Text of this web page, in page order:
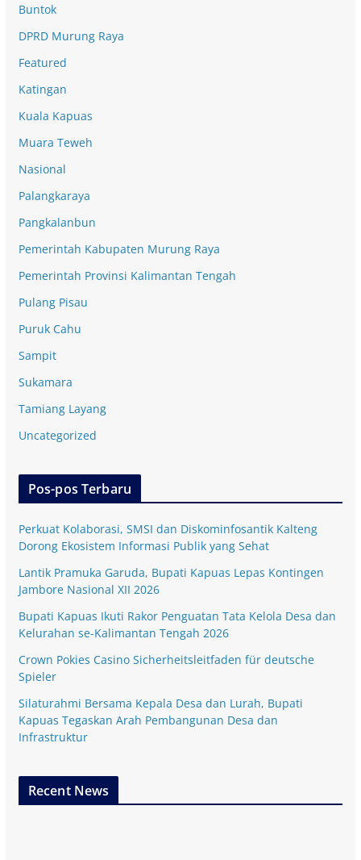
Buntok
DPRD Murung Raya
Featured
Katingan
Kuala Kapuas
Muara Teweh
Nasional
Palangkaraya
Pangkalanbun
Pemerintah Kabupaten Murung Raya
Pemerintah Provinsi Kalimantan Tengah
Pulang Pisau
Puruk Cahu
Sampit
Sukamara
Tamiang Layang
Uncategorized
Pos-pos Terbaru
Perkuat Kolaborasi, SMSI dan Diskominfosantik Kalteng
Dorong Ekosistem Informasi Publik yang Sehat
Lantik Pramuka Garuda, Bupati Kapuas Lepas Kontingen
Jambore Nasional XII 2026
Bupati Kapuas Ikuti Rakor Penguatan Tata Kelola Desa dan
Kelurahan se-Kalimantan Tengah 2026
Crown Pokies Casino Sicherheitsleitfaden für deutsche
Spieler
Silaturahmi Bersama Kepala Desa dan Lurah, Bupati
Kapuas Tegaskan Arah Pembangunan Desa dan
Infrastruktur
Recent News